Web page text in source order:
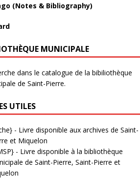
(Notes & Bibliography)
MUNICIPALE
dans le catalogue de la bibiliothèque
de Saint-Pierre.
UTILES
- Livre disponible aux archives de Saint-
et Miquelon
- Livre disponible à la bibliothèque
de Saint-Pierre, Saint-Pierre et